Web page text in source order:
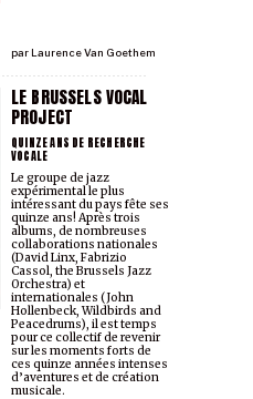
parLaurence Van Goethem
LE BRUSSELS VOCAL
PROJECT
QUINZE ANS DE RECHERCHE
VOCALE
Le groupe de jazz
expérimental le plus
intéressant du pays fête ses
quinze ans! Après trois
albums, de nombreuses
collaborations nationales
(David Linx, Fabrizio
Cassol, the Brussels Jazz
Orchestra) et
internationales (John
Hollenbeck, Wildbirds and
Peacedrums), il est temps
pour ce collectif de revenir
sur les moments forts de
ces quinze années intenses
d’aventures et de création
musicale.